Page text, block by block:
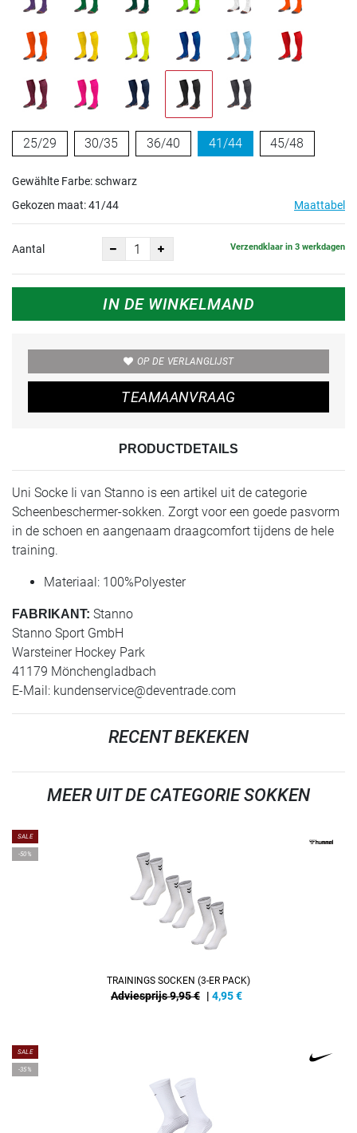
25/29 30/35 36/40 41/44 45/48
Gewählte Farbe: schwarz
Gekozen maat:41/44 Maattabel
Aantal Verzendklaar in 3 werkdagen
IN DE WINKELMAND
OP DE VERLANGLIJST
TEAMAANVRAAG
PRODUCTDETAILS
Uni Socke Ii van Stanno is een artikel uit de categorie
Scheenbeschermer-sokken. Zorgt voor een goede pasvorm
in de schoen en aangenaam draagcomfort tijdens de hele
training.
Materiaal: 100%Polyester
FABRIKANT: Stanno
Stanno Sport GmbH
Warsteiner Hockey Park
41179 Mönchengladbach
E-Mail: kundenservice@deventrade.com
RECENT BEKEKEN
MEER UIT DE CATEGORIE SOKKEN
SALE
-50%
TRAININGS SOCKEN (3-ER PACK)
Adviesprijs 9,95 € | 4,95€
SALE
-35%